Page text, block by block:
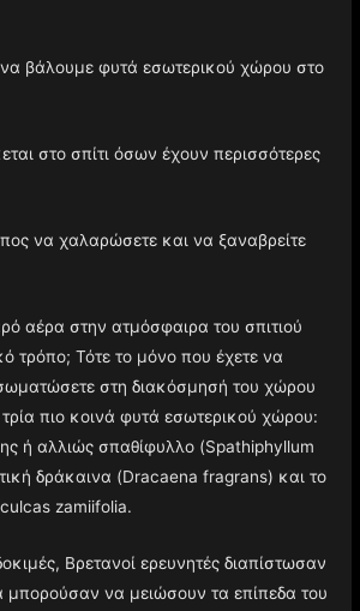
να βάλουμε φυτά εσωτερικού χώρου στο
στο σπίτι όσων έχουν περισσότερες
να χαλαρώσετε και να ξαναβρείτε
αέρα στην ατμόσφαιρα του σπιτιού
τρόπο; Τότε το μόνο που έχετε να
στη διακόσμησή του χώρου
πιο κοινά φυτά εσωτερικού χώρου:
ή αλλιώς σπαθίφυλλο (Spathiphyllum
δράκαινα (Dracaena fragrans) και το
zamiifolia.
Βρετανοί ερευνητές διαπίστωσαν
μπορούσαν να μειώσουν τα επίπεδα του